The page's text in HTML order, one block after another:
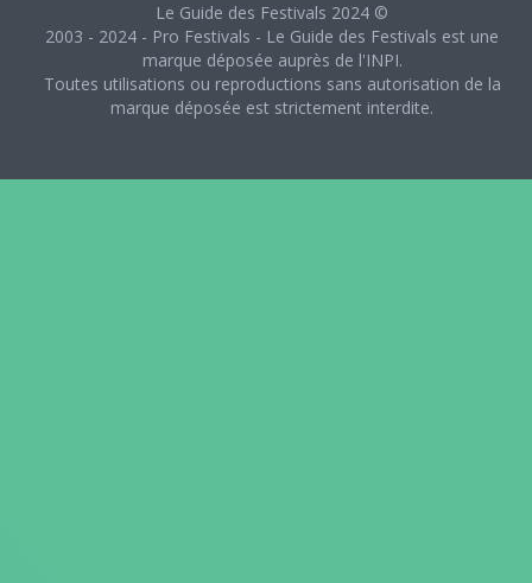
Le Guide des Festivals 2024 ©
2003 - 2024 - Pro Festivals - Le Guide des Festivals est une
marque déposée auprès de l'INPI.
Toutes utilisations ou reproductions sans autorisation de la
marque déposée est strictement interdite.